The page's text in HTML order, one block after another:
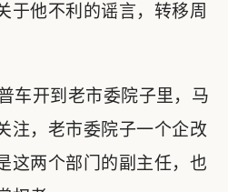
于他不利的谣言，转移周
车开到老市委院子里，马
注，老市委院子一个企改
这两个部门的副主任，也